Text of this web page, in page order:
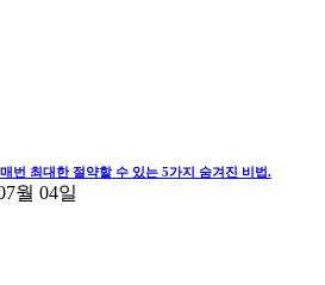
번 최대한 절약할 수 있는 5가지 숨겨진 비법.
월 04일